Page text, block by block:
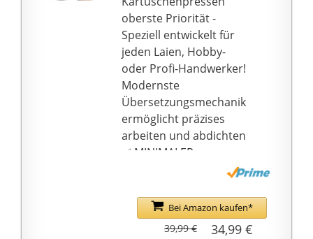
Materials verhindert
Lieferumfang: 1 x
wolfcraft mechanische
Kartuschen Presse 1
MG 200 /
Auspresspistole
tropffrei mit
gummiertem Handgriff
für ermüdungsfreies
oberste Priorität -
Speziell entwickelt für
jeden Laien, Hobby-
oder Profi-Handwerker!
Modernste
Übersetzungsmechanik
ermöglicht präzises
arbeiten und abdichten
✅ MINIMALER
Kartuschenpistole ist
das Profi Modell unter
Bei Amazon kaufen*
34,99 €
39,99 €